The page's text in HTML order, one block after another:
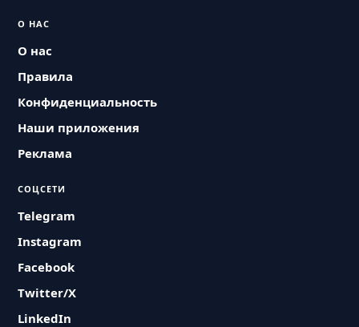
О НАС
О нас
Правила
Конфиденциальность
Наши приложения
Реклама
СОЦСЕТИ
Telegram
Instagram
Facebook
Twitter/X
LinkedIn